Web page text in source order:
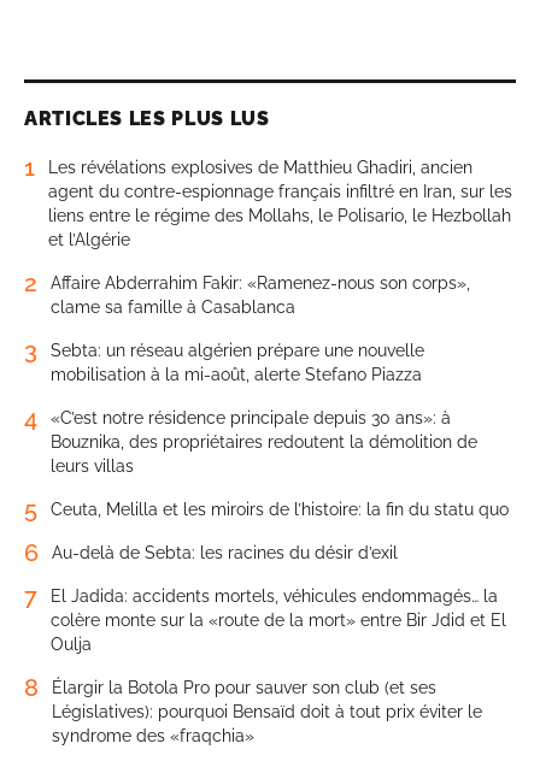
ARTICLES LES PLUS LUS
1
Les révélations explosives de Matthieu Ghadiri, ancien
agent du contre-espionnage français infiltré en Iran, sur les
liens entre le régime des Mollahs, le Polisario, le Hezbollah
et l’Algérie
2
Affaire Abderrahim Fakir: «Ramenez-nous son corps»,
clame sa famille à Casablanca
3
Sebta: un réseau algérien prépare une nouvelle
mobilisation à la mi-août, alerte Stefano Piazza
4
«C’est notre résidence principale depuis 30 ans»: à
Bouznika, des propriétaires redoutent la démolition de
leurs villas
5 Ceuta, Melilla et les miroirs de l’histoire: la fin du statu quo
6 Au-delà de Sebta: les racines du désir d’exil
7
El Jadida: accidents mortels, véhicules endommagés… la
colère monte sur la «route de la mort» entre Bir Jdid et El
Oulja
8
Élargir la Botola Pro pour sauver son club (et ses
Législatives): pourquoi Bensaïd doit à tout prix éviter le
syndrome des «fraqchia»